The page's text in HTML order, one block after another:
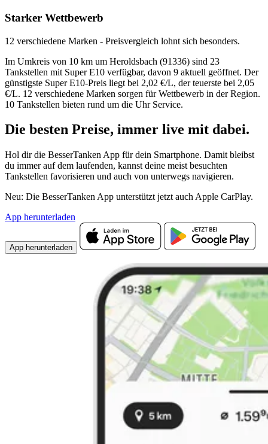
Starker Wettbewerb
12 verschiedene Marken - Preisvergleich lohnt sich besonders.
Im Umkreis von 10 km um Heroldsbach (91336) sind 23
Tankstellen mit Super E10 verfügbar, davon 9 aktuell geöffnet. Der
günstigste Super E10-Preis liegt bei 2,02 €/L, der teuerste bei 2,05
€/L. 12 verschiedene Marken sorgen für Wettbewerb in der Region.
10 Tankstellen bieten rund um die Uhr Service.
Die besten Preise, immer live mit dabei.
Hol dir die BesserTanken App für dein Smartphone. Damit bleibst
du immer auf dem laufenden, kannst deine meist besuchten
Tankstellen favorisieren und auch von unterwegs navigieren.
Neu: Die BesserTanken App unterstützt jetzt auch Apple CarPlay.
App herunterladen
App herunterladen